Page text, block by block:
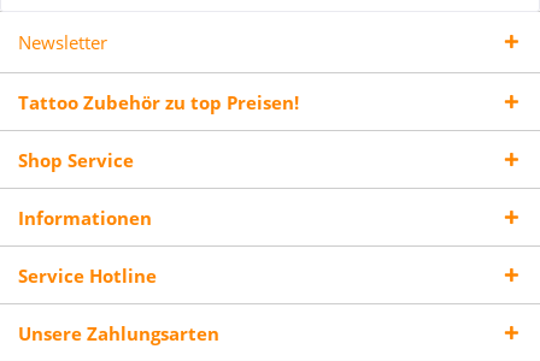
Newsletter
Tattoo Zubehör zu top Preisen!
Shop Service
Informationen
Service Hotline
Unsere Zahlungsarten